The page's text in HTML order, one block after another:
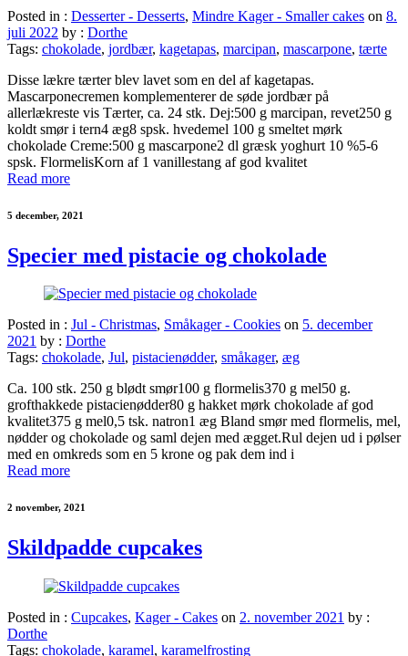
Posted in : Desserter - Desserts, Mindre Kager - Smaller cakes on 8.
juli 2022 by : Dorthe
Tags: chokolade, jordbær, kagetapas, marcipan, mascarpone, tærte
Disse lækre tærter blev lavet som en del af kagetapas.
Mascarponecremen komplementerer de søde jordbær på
allerlækreste vis Tærter, ca. 24 stk. Dej:500 g marcipan, revet250 g
koldt smør i tern4 æg8 spsk. hvedemel 100 g smeltet mørk
chokolade Creme:500 g mascarpone2 dl græsk yoghurt 10 %5-6
spsk. FlormelisKorn af 1 vanillestang af god kvalitet
Read more
5 december, 2021
Specier med pistacie og chokolade
Posted in : Jul - Christmas, Småkager - Cookies on 5. december
2021 by : Dorthe
Tags: chokolade, Jul, pistacienødder, småkager, æg
Ca. 100 stk. 250 g blødt smør100 g flormelis370 g mel50 g.
grofthakkede pistacienødder80 g hakket mørk chokolade af god
kvalitet375 g mel0,5 tsk. natron1 æg Bland smør med flormelis, mel,
nødder og chokolade og saml dejen med ægget.Rul dejen ud i pølser
med en omkreds som en 5 krone og pak dem ind i
Read more
2 november, 2021
Skildpadde cupcakes
Posted in : Cupcakes, Kager - Cakes on 2. november 2021 by :
Dorthe
Tags: chokolade, karamel, karamelfrosting